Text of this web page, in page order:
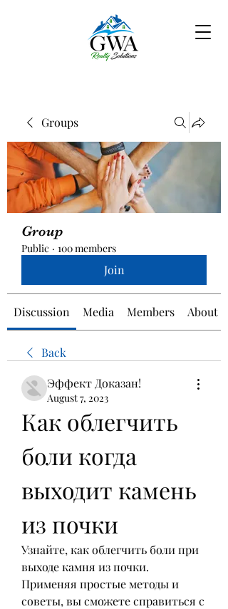
Groups
Group
Public · 100 members
Join
Discussion Media Members About
Back
Эффект Доказан!
August 7, 2023
Как облегчить
боли когда
выходит камень
из почки
Узнайте, как облегчить боли при
выходе камня из почки.
Применяя простые методы и
советы, вы сможете справиться с